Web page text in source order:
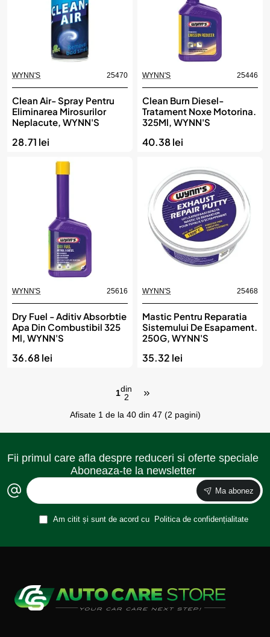
WYNN'S 25470
Clean Air- Spray Pentru
Eliminarea Mirosurilor
Neplacute, WYNN'S
28.71 lei
WYNN'S 25446
Clean Burn Diesel-
Tratament Noxe Motorina.
325Ml, WYNN'S
40.38 lei
WYNN'S 25616
Dry Fuel - Aditiv Absorbtie
Apa Din Combustibil 325
Ml, WYNN'S
36.68 lei
WYNN'S 25468
Mastic Pentru Reparatia
Sistemului De Esapament.
250G, WYNN'S
35.32 lei
1din
2
Afisate 1 de la 40 din 47 (2 pagini)
Fii primul care afla despre reduceri si oferte speciale
Aboneaza-te la newsletter
Ma abonez
Am citit și sunt de acord cu Politica de confidențialitate